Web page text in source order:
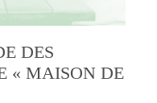
DES
« MAISON DE